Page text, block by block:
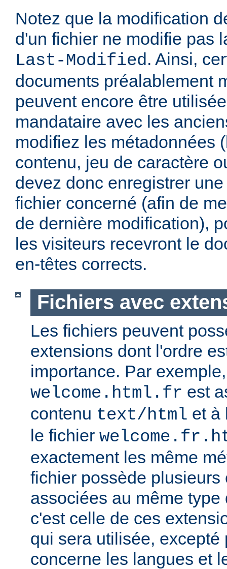
Notez que la modification
d'un fichier ne modifie pas
Last-Modified. Ainsi,
documents préalablement
peuvent encore être
mandataire avec les
modifiez les métadonnées
contenu, jeu de caractère
devez donc enregistrer
fichier concerné (afin de
de dernière modification),
les visiteurs recevront le
en-têtes corrects.
Fichiers avec
Les fichiers peuvent
extensions dont l'ordre
importance. Par
welcome.html.fr est
contenu text/html et à
le fichier
exactement les même
fichier possède plusieurs
associées au même
c'est celle de ces
qui sera utilisée, excepté
concerne les langues et